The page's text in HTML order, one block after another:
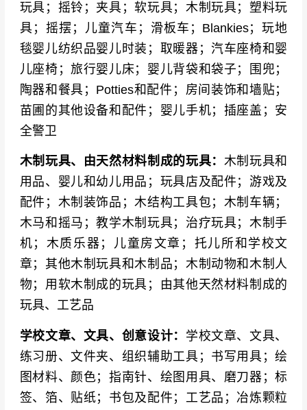
中国参展领军企业：奥飞娱乐、星辉娱乐、实丰
文化、信宇科技、海阳玩具、世纪友谊、小白
龙、恐龙岛、万基玩具、海鹏达、华达玩具、雅
得玩具、亨迪玩具、骅威科技、群兴玩具、高乐
股份、互动娱乐、彩珀科教、美致模型、双鹰玩
具、森宝积木、启蒙积木、邦宝益智、可儿玩具
户外及体育用品品牌：Panini America、Spinnov
ation、WeRoll Tech、Ravensburger（户外系
列）、Simba（户外系列）
文具及创意设计品牌：Herma、Nordic Housewar
e Group、Online Schreibgeräte、Stabilo、Faber
-Castell、Lyra、Maped、Pelikan
玩具；摇铃；夹具；软玩具；木制玩具；塑料玩
具；摇摆；儿童汽车；滑板车；Blankies；玩地
毯婴儿纺织品婴儿时装；取暖器；汽车座椅和婴
儿座椅；旅行婴儿床；婴儿背袋和袋子；围兜；
陶器和餐具；Potties和配件；房间装饰和墙贴；
苗圃的其他设备和配件；婴儿手机；插座盖；安
全警卫
木制玩具、由天然材料制成的玩具： 木制玩具和
用品、婴儿和幼儿用品；玩具店及配件；游戏及
配件；木制装饰品；木结构工具包；木制车辆；
木马和摇马；教学木制玩具；治疗玩具；木制手
机；木质乐器；儿童房文章；托儿所和学校文
章；其他木制玩具和木制品；木制动物和木制人
物；用软木制成的玩具；由其他天然材料制成的
玩具、工艺品
学校文章、文具、创意设计： 学校文章、文具、
练习册、文件夹、组织辅助工具；书写用具；绘
图材料、颜色；指南针、绘图用具、磨刀器；标
签、箔、贴纸；书包及配件；工艺品；冶炼颗粒